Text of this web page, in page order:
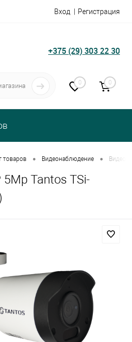
Вход Регистрация
+375 (29) 303 22 30
0 0
товаров • Видеонаблюдение •
Tantos TSi-